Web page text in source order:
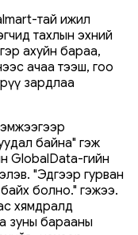
тай ижил
тахлын эхний
ахуйн бараа,
ачаа тээш, гоо
зардлаа
байна" гэж
GlobalData-гийн
"Эдгээр гурван
болно." гэжээ.
хямдралд
зуны барааны